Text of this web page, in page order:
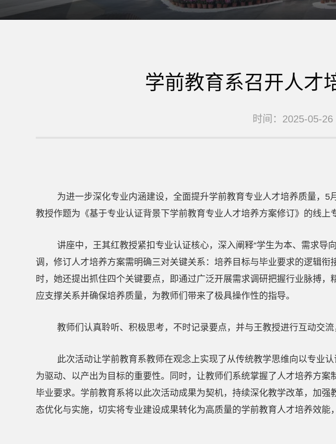
学前教育系召开人才
时间：2025-05-
为进一步深化专业内涵建设，全面提升学前教育专业人才培养质量， 5
教授作题为《基于专业认证背景下学前教育专业人才培养方案修订》的线上
讲座中，王其红教授紧扣专业认证核心，深入阐释“学生为本、需求导
调，修订人才培养方案需明确三对关键关系：培养目标与毕业要求的逻辑
时，她还提出抓住四个关键要点，即通过广泛开展需求调研把握行业脉搏
应支撑关系并确保培养质量，为教师们带来了极具操作性的指导。
教师们认真聆听、积极思考，不时记录要点，并与王教授进行互动交流
此次活动让学前教育系教师在观念上实现了从传统教学思维向以专业
为驱动、以产出为目标的重要性。同时，让教师们系统掌握了人才培养方
毕业要求。学前教育系将以此次活动成果为契机，持续深化教学改革，加
态优化与实施，切实将专业建设成果转化为高质量的学前教育人才培养效能